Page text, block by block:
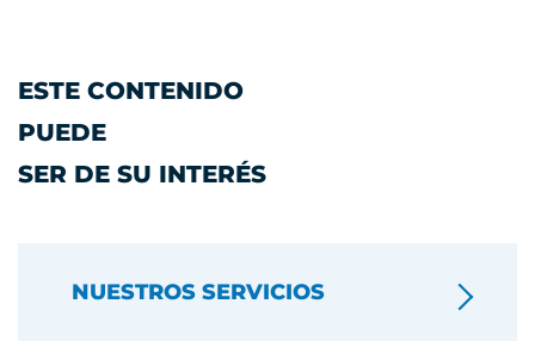
ESTE CONTENIDO
PUEDE
SER DE SU INTERÉS
NUESTROS SERVICIOS